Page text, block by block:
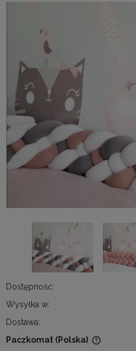
Dostępność:
Wysyłka w:
Dostawa:
Paczkomat (Polska)